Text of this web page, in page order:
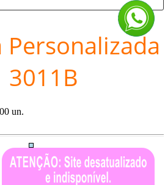
Personalizada
3011B
un.